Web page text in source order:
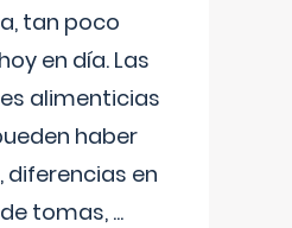
tan poco
en día. Las
alimenticias
haber
en
tomas, ...